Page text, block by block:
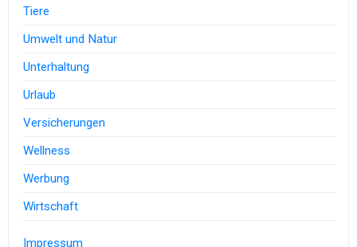
Tiere
Umwelt und Natur
Unterhaltung
Urlaub
Versicherungen
Wellness
Werbung
Wirtschaft
Impressum